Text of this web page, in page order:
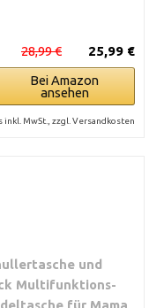
25,99 €
28,99 €
Bei Amazon
ansehen
inkl. MwSt., zzgl. Versandkosten
und
Multifunktions-
für Mama